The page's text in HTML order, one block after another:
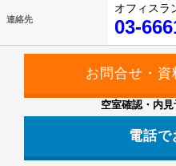
連絡先
オフィス
03-
空室確認・内
電話で